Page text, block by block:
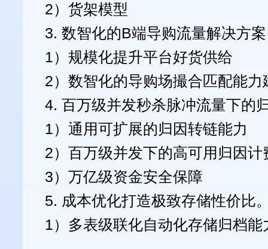
2）货架模型
3. 数智化的B端导购流量解决方
1）规模化提升平台好货供给
2）数智化的导购场撮合匹配能力
4. 百万级并发秒杀脉冲流量下的
1）通用可扩展的归因转链能力
2）百万级并发下的高可用归因计
3）万亿级资金安全保障
5. 成本优化打造极致存储性价比
1）多表级联化自动化存储归档能